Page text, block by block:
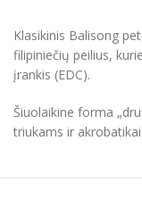
Klasikinis Balisong
filipiniečių peilius,
įrankis (EDC).
Šiuolaikine forma
triukams ir